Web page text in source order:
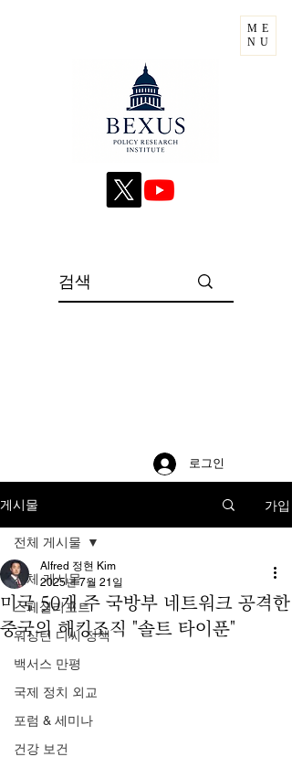
ME
NU
로그인
게시물 가입
전체 게시물
스페셜리포트
워싱턴 디씨 정책
백서스 만평
국제 정치 외교
포럼 & 세미나
건강 보건
전체 게시물
미국 50개 주 국방부 네트워크 공격한
중국의 해킹조직 "솔트 타이푼"
Alfred 정현 Kim
2025년 7월 21일